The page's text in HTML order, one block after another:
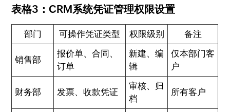
表格3：CRM系统凭证管理权限设置
部门 可操作凭证类型 权限级别 备注
销售部
报价单、合同、
订单
新建、编
辑
仅本部门客
户
财务部 发票、收款凭证
审核、归
档
所有客户